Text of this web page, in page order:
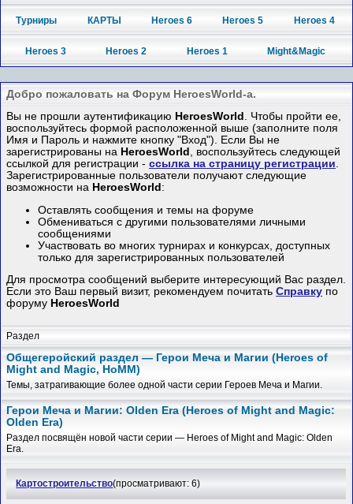
Турниры КАРТЫ Heroes 6 Heroes 5 Heroes 4
Heroes 3 Heroes 2 Heroes 1 Might&Magic
Добро пожаловать на Форум HeroesWorld-а.
Вы не прошли аутентификацию HeroesWorld . Чтобы пройти ее,
воспользуйтесь формой расположенной выше (заполните поля
Имя и Пароль и нажмите кнопку "Вход"). Если Вы не
зарегистрированы на HeroesWorld , воспользуйтесь следующей
ссылкой для регистрации - ссылка на страницу регистрации.
Зарегистрированные пользователи получают следующие
возможности на HeroesWorld :
Оставлять сообщения и темы на форуме
Обмениваться с другими пользователями личными
сообщениями
Участвовать во многих турнирах и конкурсах, доступных
только для зарегистрированных пользователей
Для просмотра сообщений выберите интересующий Вас раздел.
Если это Ваш первый визит, рекомендуем почитать Справку по
форуму HeroesWorld
Раздел
Общегеройский раздел — Герои Меча и Магии (Heroes of
Might and Magic, HoMM)
Темы, затрагивающие более одной части серии Героев Меча и Магии.
Герои Меча и Магии: Olden Era (Heroes of Might and Magic:
Olden Era)
Раздел посвящён новой части серии — Heroes of Might and Magic: Olden
Era.
Картостроительство(просматривают: 6)